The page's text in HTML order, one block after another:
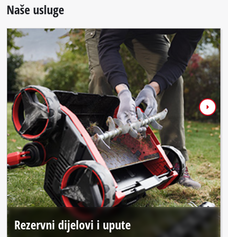
Naše usluge
Rezervni dijelovi i upute